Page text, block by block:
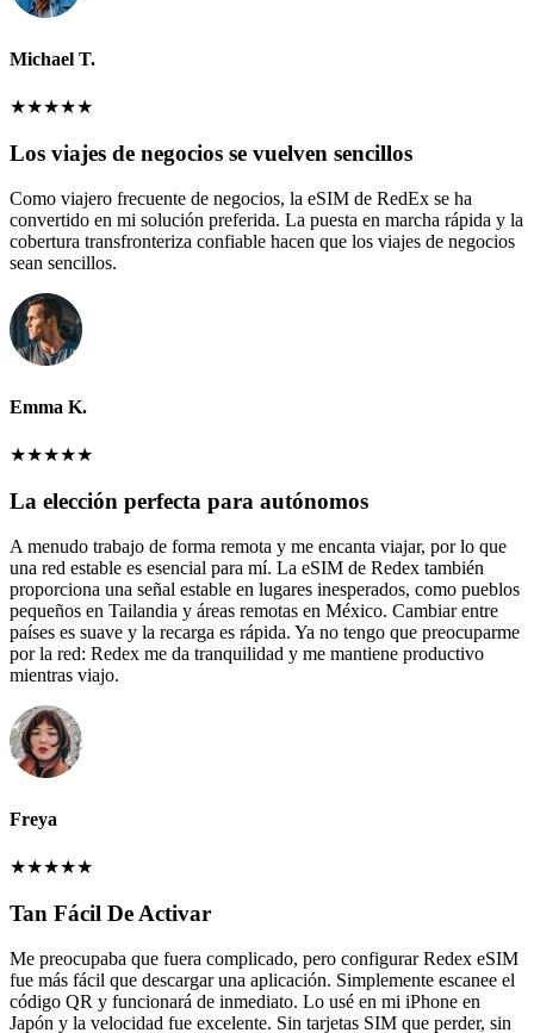
Michael T.
★★★★★
Los viajes de negocios se vuelven sencillos
Como viajero frecuente de negocios, la eSIM de RedEx se ha
convertido en mi solución preferida. La puesta en marcha rápida y la
cobertura transfronteriza confiable hacen que los viajes de negocios
sean sencillos.
Emma K.
★★★★★
La elección perfecta para autónomos
A menudo trabajo de forma remota y me encanta viajar, por lo que
una red estable es esencial para mí. La eSIM de Redex también
proporciona una señal estable en lugares inesperados, como pueblos
pequeños en Tailandia y áreas remotas en México. Cambiar entre
países es suave y la recarga es rápida. Ya no tengo que preocuparme
por la red: Redex me da tranquilidad y me mantiene productivo
mientras viajo.
Freya
★★★★★
Tan Fácil De Activar
Me preocupaba que fuera complicado, pero configurar Redex eSIM
fue más fácil que descargar una aplicación. Simplemente escanee el
código QR y funcionará de inmediato. Lo usé en mi iPhone en
Japón y la velocidad fue excelente. Sin tarjetas SIM que perder, sin